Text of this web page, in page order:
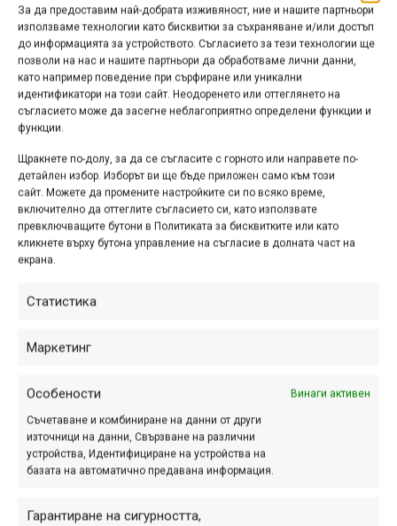
За да предоставим най-добрата изживяност, ние и нашите партньори
използваме технологии като бисквитки за съхраняване и/или достъп
до информацията за устройството. Съгласието за тези технологии ще
позволи на нас и нашите партньори да обработваме лични данни,
като например поведение при сърфиране или уникални
идентификатори на този сайт. Неодоренето или оттеглянето на
съгласието може да засегне неблагоприятно определени функции и
функции.
Щракнете по-долу, за да се съгласите с горното или направете по-
детайлен избор. Изборът ви ще бъде приложен само към този
сайт. Можете да промените настройките си по всяко време,
включително да оттеглите съгласието си, като използвате
превключващите бутони в Политиката за бисквитките или като
кликнете върху бутона управление на съгласие в долната част на
екрана.
Статистика
Маркетинг
Особености Винаги активен
Съчетаване и комбиниране на данни от други
източници на данни, Свързване на различни
устройства, Идентифициране на устройства на
базата на автоматично предавана информация.
Гарантиране на сигурността,